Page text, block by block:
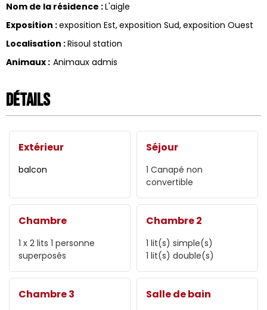
Nom de la résidence :L'aigle
Exposition :exposition Est exposition Sud exposition Ouest
Localisation :Risoul station
Animaux : Animaux admis
Détails
Extérieur
balcon
Séjour
1 Canapé non
convertible
Chambre
1 x 2 lits 1 personne
superposés
Chambre 2
1 lit(s) simple(s)
1 lit(s) double(s)
Chambre 3 Salle de bain